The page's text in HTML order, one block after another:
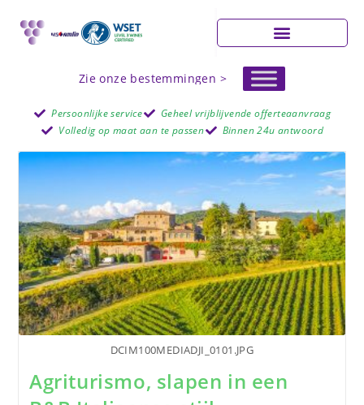
Zie onze bestemmingen >
Persoonlijke service
Geheel vrijblijvende offerteaanvraag
Volledig op maat aan te passen
Binnen 24u antwoord
DCIM100MEDIADJI_0101.JPG
Agriturismo, slapen in een